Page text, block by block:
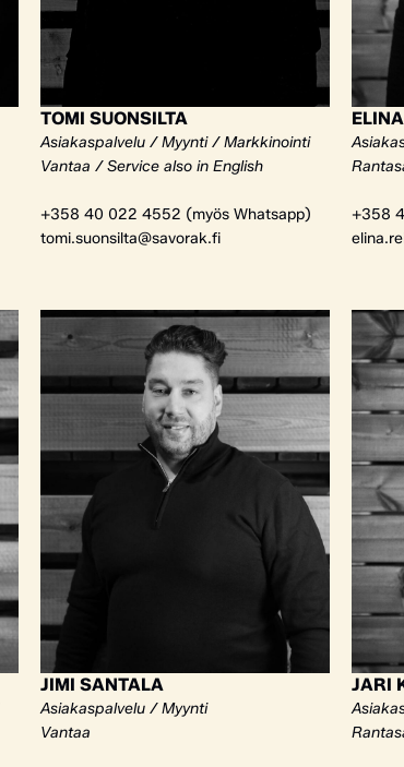
TOMI SUONSILTA
Asiakaspalvelu / Myynti / Markkinointi
Vantaa / Service also in English
+358 40 022 4552 (myös Whatsapp)
tomi.suonsilta@savorak.fi
+358
JIMI SANTALA
Asiakaspalvelu / Myynti
Vantaa
JARI